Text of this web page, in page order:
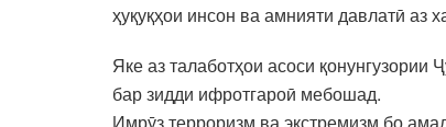
ҳуқуқҳои инсон ва амнияти давлатӣ аз
Яке аз талаботҳои асоси
бар зидди ифротгароӣ мебошад.
Имрӯз терроризм ва экстремизм бо